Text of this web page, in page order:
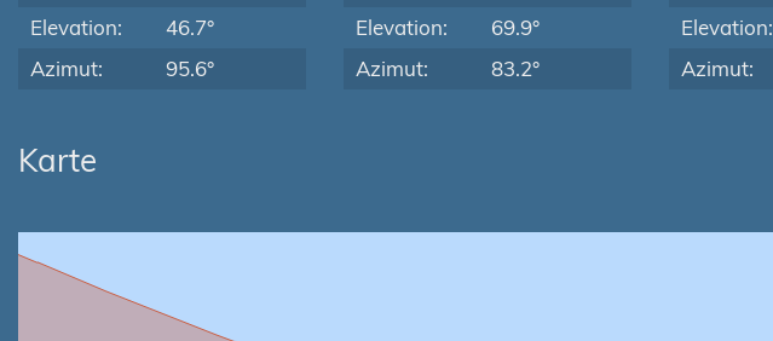
Elevation:
46.7°
Azimut:
95.6°
Elevation:
69.9°
Azimut:
83.2°
Elevation:
Azimut:
Karte